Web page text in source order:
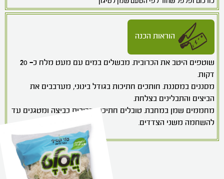
1 כרובית גדולה חסלט
3 ביצים (או לפי הצורך)
כורכום ופלפל שחור לפי הטעם שמן לטיגון
הוראות הכנה
דקות.
מסננים במסננת. חותכים חתיכות בגודל בינוני, מערבבים את
הביצים והתבלינים בצלחת.
מחממים שמן במחבת. טובלים חתיכות כרובית בביצה ומטגנים עד
להשחמה משני הצדדים.